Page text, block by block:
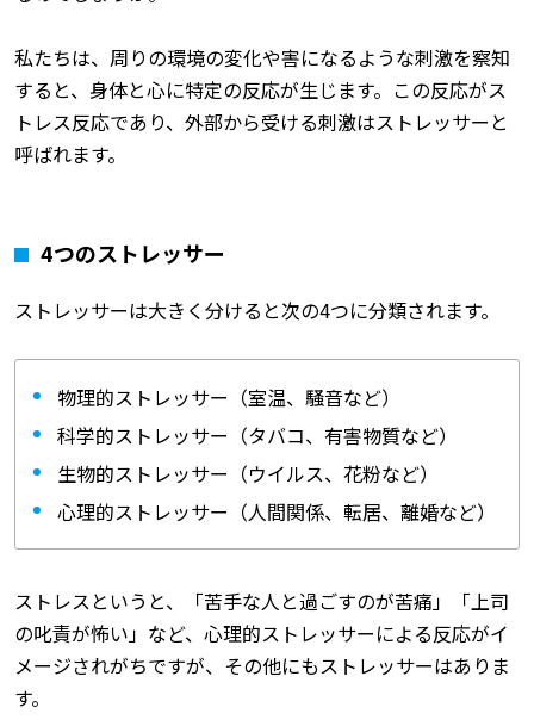
私たちは、周りの環境の変化や害になるような刺激を察知
すると、身体と心に特定の反応が生じます。この反応がス
トレス反応であり、外部から受ける刺激はストレッサーと
呼ばれます。
4つのストレッサー
ストレッサーは大きく分けると次の4つに分類されます。
物理的ストレッサー（室温、騒音など）
科学的ストレッサー（タバコ、有害物質など）
生物的ストレッサー（ウイルス、花粉など）
心理的ストレッサー（人間関係、転居、離婚など）
ストレスというと、「苦手な人と過ごすのが苦痛」「上司
の叱責が怖い」など、心理的ストレッサーによる反応がイ
メージされがちですが、その他にもストレッサーはありま
す。